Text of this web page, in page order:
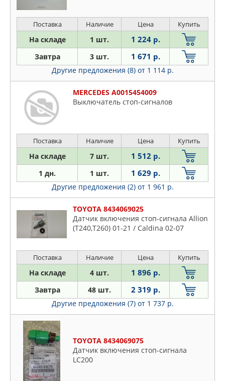
JP GROUP
KIA
LAND ROVER
LYNXAUTO
MASTERKIT
MERCEDES
METACO
METALCAUCHO
MITSUBISHI
NISSAN
NTY
OSSCA
PATRON
PEUGEOT
QUATTRO FRENI
RENAULT
SAT
SSANGYONG
STELLOX
SUZUKI
SWAG
TOYOTA
TRUCKTEC AUTOMOTIVE
VAG
Поставка Наличие Цена Купить
На складе 1 шт. 1 224 р.
Завтра 3 шт. 1 671 р.
Другие предложения (8) от 1 114 р.
MERCEDES A0015454009
Выключатель стоп-сигналов
Поставка Наличие Цена Купить
На складе 7 шт. 1 512 р.
1 дн. 1 шт. 1 629 р.
Другие предложения (2) от 1 961 р.
TOYOTA 8434069025
Датчик включения стоп-сигнала Allion
(T240,T260) 01-21 / Caldina 02-07
Поставка Наличие Цена Купить
На складе 4 шт. 1 896 р.
Завтра 48 шт. 2 319 р.
Другие предложения (7) от 1 737 р.
TOYOTA 8434069075
Датчик включения стоп-сигнала
LC200